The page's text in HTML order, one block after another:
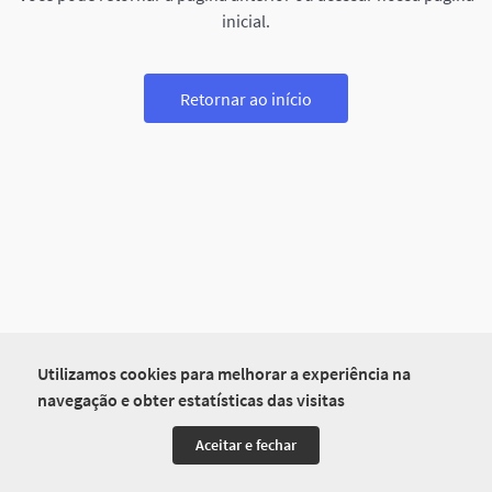
Utilizamos cookies para melhorar a experiência na
navegação e obter estatísticas das visitas
Aceitar e fechar
inicial.
Retornar ao início